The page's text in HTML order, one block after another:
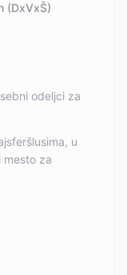
(DxVxŠ)
odeljci za
u
mesto za